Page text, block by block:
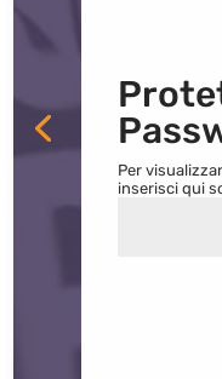
Per
inserisci qui